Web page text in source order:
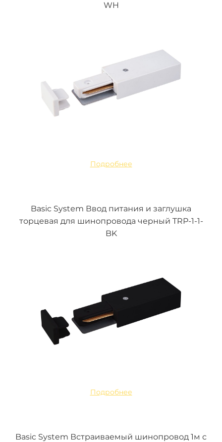
WH
Подробнее
Basic System Ввод питания и заглушка
торцевая для шинопровода черный TRP-1-1-
BK
Подробнее
Basic System Встраиваемый шинопровод 1м с